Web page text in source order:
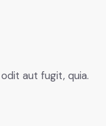
aut fugit, quia.